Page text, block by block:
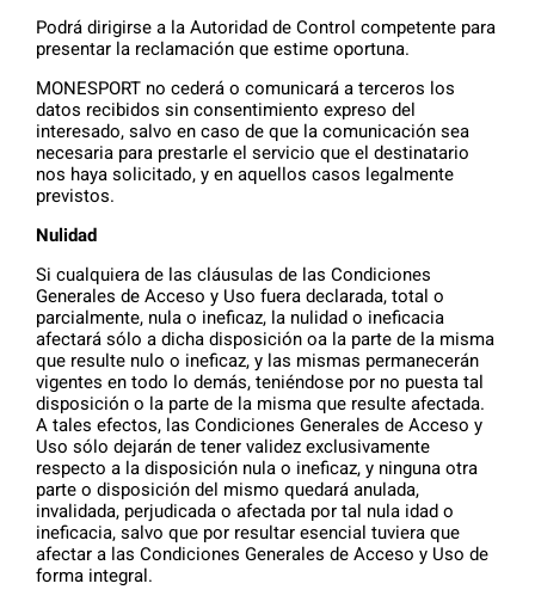
Podrá dirigirse a la Autoridad de Control competente para
presentar la reclamación que estime oportuna.
MONESPORT no cederá o comunicará a terceros los
datos recibidos sin consentimiento expreso del
interesado, salvo en caso de que la comunicación sea
necesaria para prestarle el servicio que el destinatario
nos haya solicitado, y en aquellos casos legalmente
previstos.
Nulidad
Si cualquiera de las cláusulas de las Condiciones
Generales de Acceso y Uso fuera declarada, total o
parcialmente, nula o ineficaz, la nulidad o ineficacia
afectará sólo a dicha disposición oa la parte de la misma
que resulte nulo o ineficaz, y las mismas permanecerán
vigentes en todo lo demás, teniéndose por no puesta tal
disposición o la parte de la misma que resulte afectada.
A tales efectos, las Condiciones Generales de Acceso y
Uso sólo dejarán de tener validez exclusivamente
respecto a la disposición nula o ineficaz, y ninguna otra
parte o disposición del mismo quedará anulada,
invalidada, perjudicada o afectada por tal nula idad o
ineficacia, salvo que por resultar esencial tuviera que
afectar a las Condiciones Generales de Acceso y Uso de
forma integral.